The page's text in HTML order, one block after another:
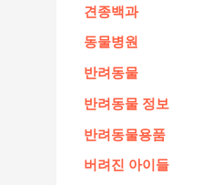
견종백과
동물병원
반려동물
반려동물 정보
반려동물용품
버려진 아이들